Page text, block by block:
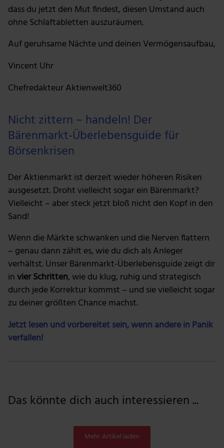
dass du jetzt den Mut findest, diesen Umstand auch
ohne Schlaftabletten auszuräumen.
Auf geruhsame Nächte und deinen Vermögensaufbau,
Vincent Uhr
Chefredakteur Aktienwelt360
Nicht zittern – handeln! Der
Bärenmarkt-Überlebensguide für
Börsenkrisen
Der Aktienmarkt ist derzeit wieder höheren Risiken
ausgesetzt. Droht vielleicht sogar ein Bärenmarkt?
Vielleicht – aber steck jetzt bloß nicht den Kopf in den
Sand!
Wenn die Märkte schwanken und die Nerven flattern
– genau dann zählt es, wie du dich als Anleger
verhältst. Unser Bärenmarkt-Überlebensguide zeigt dir
invier Schritten, wie du klug, ruhig und strategisch
durch jede Korrektur kommst – und sie vielleicht sogar
zu deiner größten Chance machst.
Jetzt lesen und vorbereitet sein, wenn andere in Panik
verfallen!
Das könnte dich auch interessieren ...
Mehr Artikel laden